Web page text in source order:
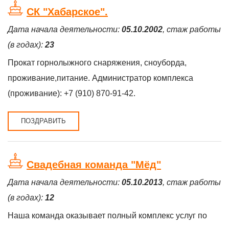
СК "Хабарское".
Дата начала деятельности: 05.10.2002, стаж работы
(в годах): 23
Прокат горнолыжного снаряжения, сноуборда,
проживание,питание. Администратор комплекса
(проживание): +7 (910) 870-91-42.
ПОЗДРАВИТЬ
Свадебная команда "Мёд"
Дата начала деятельности: 05.10.2013, стаж работы
(в годах): 12
Наша команда оказывает полный комплекс услуг по